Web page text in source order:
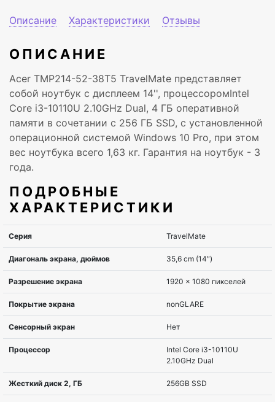
Описание Характеристики Отзывы
ОПИСАНИЕ
Acer TMP214-52-38T5 TravelMate представляет
собой ноутбук с дисплеем 14'', процессоромIntel
Core i3-10110U 2.10GHz Dual, 4 ГБ оперативной
памяти в сочетании с 256 ГБ SSD, с установленной
операционной системой Windows 10 Pro, при этом
вес ноутбука всего 1,63 кг. Гарантия на ноутбук - 3
года.
ПОДРОБНЫЕ
ХАРАКТЕРИСТИКИ